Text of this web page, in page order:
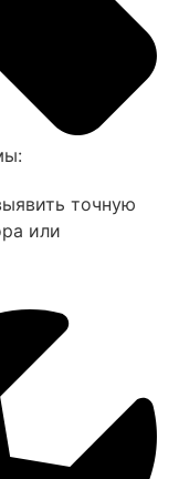
точную
или